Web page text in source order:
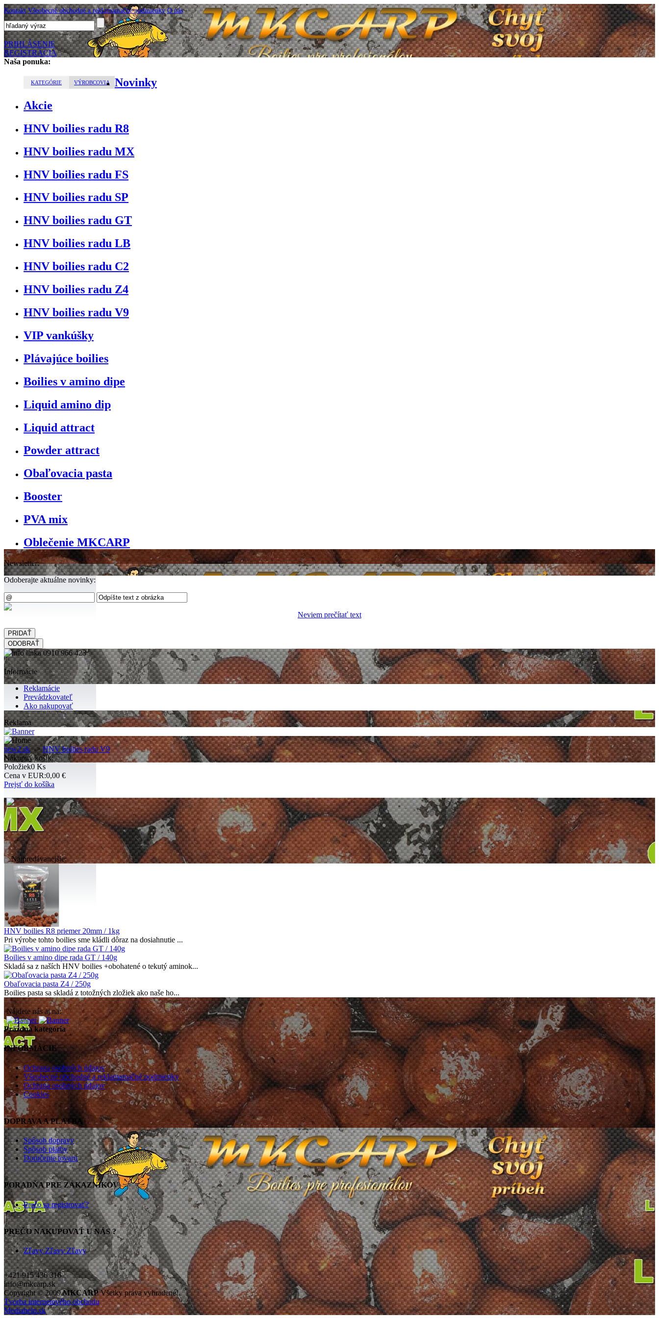
Kontakt Všeobecné obchodné a reklamamačné podmienky O nás
PRIHLÁSENIE
REGISTRÁCIA
Naša ponuka:
KATEGÓRIE VÝROBCOVIA
Novinky
Akcie
HNV boilies radu R8
HNV boilies radu MX
HNV boilies radu FS
HNV boilies radu SP
HNV boilies radu GT
HNV boilies radu LB
HNV boilies radu C2
HNV boilies radu Z4
HNV boilies radu V9
VIP vankúšky
Plávajúce boilies
Boilies v amino dipe
Liquid amino dip
Liquid attract
Powder attract
Obaľovacia pasta
Booster
PVA mix
Oblečenie MKCARP
Newsletter:
Odoberajte aktuálne novinky:
Neviem prečítať text
Informácie
Reklamácie
Prevádzkovateľ
Ako nakupovať
Reklama
new2.sk->HNV boilies radu V9
Nákupný košík:
Položiek0 Ks
Cena v EUR:0,00 €
Prejsť do košíka
Najpredávanejšie:
HNV boilies R8 priemer 20mm / 1kg
Pri výrobe tohto boilies sme kládli dôraz na dosiahnutie ...
Boilies v amino dipe rada GT / 140g
Skladá sa z naších HNV boilies +obohatené o tekutý aminok...
Obaľovacia pasta Z4 / 250g
Boilies pasta sa skladá z totožných zložiek ako naše ho...
Nájdete nás aj na:
Prázdna kategória
INFORMÁCIE
Ochrana osobných údajov
Všeobecné obchodné a reklamamačné podmienky
Ochrana osobných údajov
Cookies
DOPRAVA A PLATBA
Spôsob dopravy
Spôsob platby
Doručenie tovaru
PORADŇA PRE ZÁKAZNÍKOV
Prečo sa registrovať?
PREČO NAKUPOVAŤ U NÁS ?
Zľavy Zľavy Zľavy
+421 915 436 316
info@mkcarp.sk
Copyright © 2009MKCARPVšetky práva vyhradené!
Tvorba internetového obchodu
Mediahelp.sk